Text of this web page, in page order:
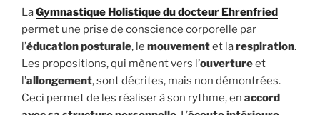
LaGymnastique Holistique du docteur Ehrenfried
permet une prise de conscience corporelle par
l’éducation posturale, le mouvementet larespiration.
Les propositions, qui mènent vers l’ouvertureet
l’allongement, sont décrites, mais non démontrées.
Ceci permet de les réaliser à son rythme, en accord